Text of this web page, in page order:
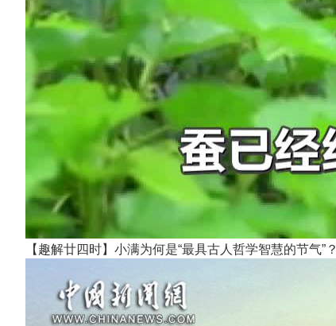
【趣解廿四时】小满为何是“最具古人哲学智慧的节气”？